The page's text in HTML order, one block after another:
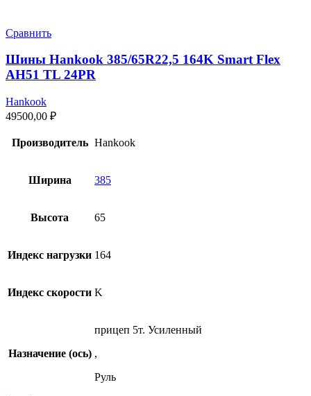
Сравнить
Шины Hankook 385/65R22,5 164K Smart Flex
AH51 TL 24PR
Hankook
49500,00 ₽
Производитель Hankook
Ширина 385
Высота 65
Индекс нагрузки 164
Индекс скорости K
Назначение (ось)
прицеп 5т. Усиленный
,
Руль